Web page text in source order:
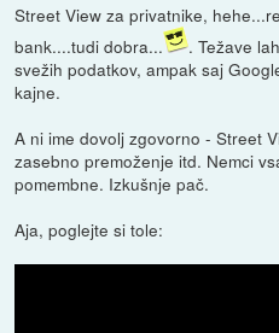
Street View za privatnike,
bank....tudi dobra...
. Težave
svežih podatkov, ampak saj
kajne.
A ni ime dovolj zgovorno - Street
zasebno premoženje itd. Nemci
pomembne. Izkušnje pač.
Aja, poglejte si tole: